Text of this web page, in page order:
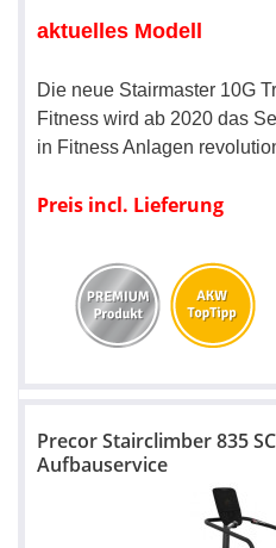
aktuelles Modell
Die neue Stairmaster 10G
Fitness wird ab 2020 das
in Fitness Anlagen
Preis incl. Lieferung
Precor Stairclimber 835
Aufbauservice